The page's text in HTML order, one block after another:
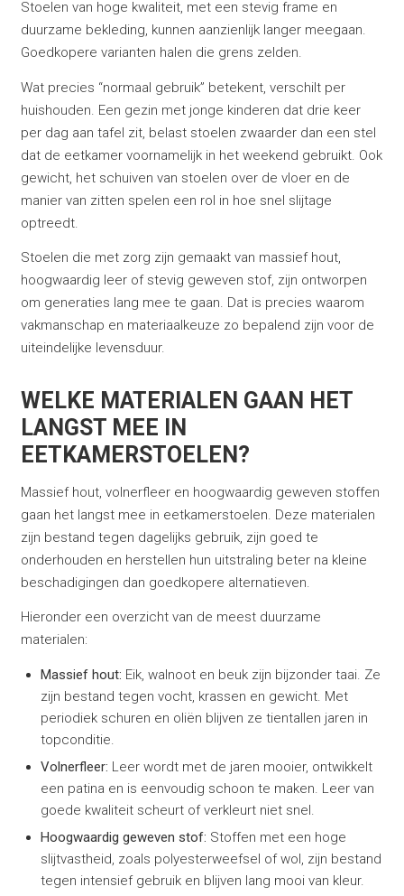
Stoelen van hoge kwaliteit, met een stevig frame en
duurzame bekleding, kunnen aanzienlijk langer meegaan.
Goedkopere varianten halen die grens zelden.
Wat precies “normaal gebruik” betekent, verschilt per
huishouden. Een gezin met jonge kinderen dat drie keer
per dag aan tafel zit, belast stoelen zwaarder dan een stel
dat de eetkamer voornamelijk in het weekend gebruikt. Ook
gewicht, het schuiven van stoelen over de vloer en de
manier van zitten spelen een rol in hoe snel slijtage
optreedt.
Stoelen die met zorg zijn gemaakt van massief hout,
hoogwaardig leer of stevig geweven stof, zijn ontworpen
om generaties lang mee te gaan. Dat is precies waarom
vakmanschap en materiaalkeuze zo bepalend zijn voor de
uiteindelijke levensduur.
WELKE MATERIALEN GAAN HET
LANGST MEE IN
EETKAMERSTOELEN?
Massief hout, volnerfleer en hoogwaardig geweven stoffen
gaan het langst mee in eetkamerstoelen. Deze materialen
zijn bestand tegen dagelijks gebruik, zijn goed te
onderhouden en herstellen hun uitstraling beter na kleine
beschadigingen dan goedkopere alternatieven.
Hieronder een overzicht van de meest duurzame
materialen:
Massief hout: Eik, walnoot en beuk zijn bijzonder taai. Ze
zijn bestand tegen vocht, krassen en gewicht. Met
periodiek schuren en oliën blijven ze tientallen jaren in
topconditie.
Volnerfleer: Leer wordt met de jaren mooier, ontwikkelt
een patina en is eenvoudig schoon te maken. Leer van
goede kwaliteit scheurt of verkleurt niet snel.
Hoogwaardig geweven stof: Stoffen met een hoge
slijtvastheid, zoals polyesterweefsel of wol, zijn bestand
tegen intensief gebruik en blijven lang mooi van kleur.